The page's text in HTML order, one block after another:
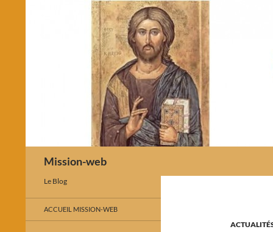
Mission-web
Le Blog
ACCUEIL MISSION-WEB